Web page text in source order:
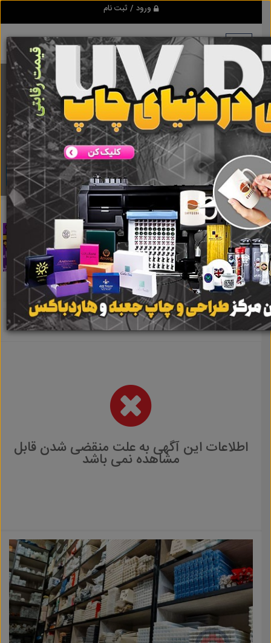
ورود / ثبت نام
برنامه اندروید ابزاریراق
مرجع نیازمندیهای ابزار و یراق آلات عمومی و صنعتی
دانلود
اطلاعات این آگهی به علت منقضی شدن قابل
مشاهده نمی باشد